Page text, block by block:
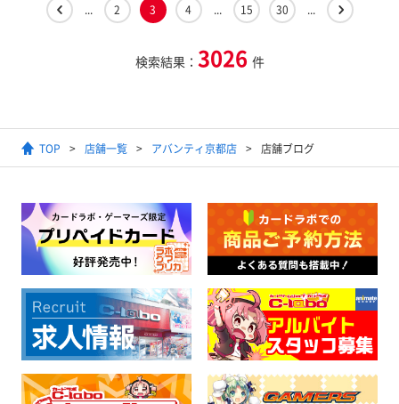
... 2 3 4 ... 15 30 ...
検索結果： 3026 件
TOP 店舗一覧 アバンティ京都店 店舗ブログ